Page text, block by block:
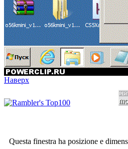
Наверх
Questa finestra ha posizione e